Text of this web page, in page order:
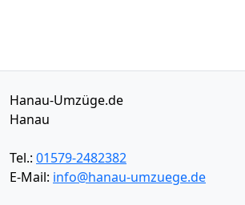
Hanau-Umzüge.de
Hanau
Tel.: 01579-2482382
E-Mail: info@hanau-umzuege.de